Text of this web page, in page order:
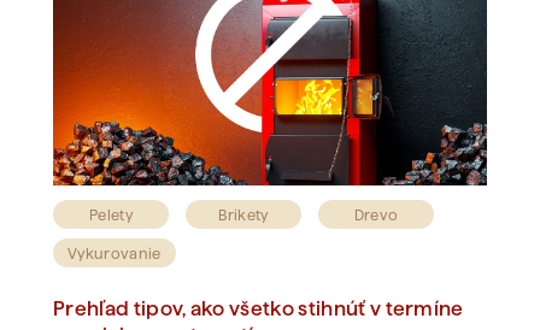
Neboli nájdené žiadne pojmy.
Zobraziť všetko
Pelety Brikety Drevo
Vykurovanie
Prehľad tipov, ako všetko stihnúť v termíne